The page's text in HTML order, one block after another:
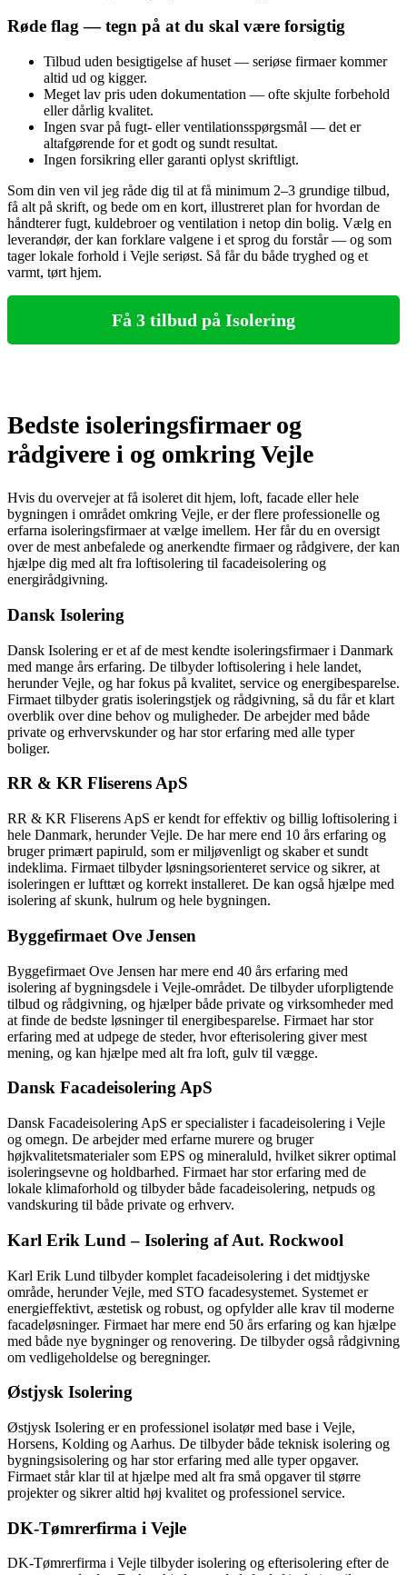
Røde flag — tegn på at du skal være forsigtig
Tilbud uden besigtigelse af huset — seriøse firmaer kommer
altid ud og kigger.
Meget lav pris uden dokumentation — ofte skjulte forbehold
eller dårlig kvalitet.
Ingen svar på fugt- eller ventilationsspørgsmål — det er
altafgørende for et godt og sundt resultat.
Ingen forsikring eller garanti oplyst skriftligt.
Som din ven vil jeg råde dig til at få minimum 2–3 grundige tilbud,
få alt på skrift, og bede om en kort, illustreret plan for hvordan de
håndterer fugt, kuldebroer og ventilation i netop din bolig. Vælg en
leverandør, der kan forklare valgene i et sprog du forstår — og som
tager lokale forhold i Vejle seriøst. Så får du både tryghed og et
varmt, tørt hjem.
Få 3 tilbud på Isolering
Bedste isoleringsfirmaer og
rådgivere i og omkring Vejle
Hvis du overvejer at få isoleret dit hjem, loft, facade eller hele
bygningen i området omkring Vejle, er der flere professionelle og
erfarna isoleringsfirmaer at vælge imellem. Her får du en oversigt
over de mest anbefalede og anerkendte firmaer og rådgivere, der kan
hjælpe dig med alt fra loftisolering til facadeisolering og
energirådgivning.
Dansk Isolering
Dansk Isolering er et af de mest kendte isoleringsfirmaer i Danmark
med mange års erfaring. De tilbyder loftisolering i hele landet,
herunder Vejle, og har fokus på kvalitet, service og energibesparelse.
Firmaet tilbyder gratis isoleringstjek og rådgivning, så du får et klart
overblik over dine behov og muligheder. De arbejder med både
private og erhvervskunder og har stor erfaring med alle typer
boliger.
RR & KR Fliserens ApS
RR & KR Fliserens ApS er kendt for effektiv og billig loftisolering i
hele Danmark, herunder Vejle. De har mere end 10 års erfaring og
bruger primært papiruld, som er miljøvenligt og skaber et sundt
indeklima. Firmaet tilbyder løsningsorienteret service og sikrer, at
isoleringen er lufttæt og korrekt installeret. De kan også hjælpe med
isolering af skunk, hulrum og hele bygningen.
Byggefirmaet Ove Jensen
Byggefirmaet Ove Jensen har mere end 40 års erfaring med
isolering af bygningsdele i Vejle-området. De tilbyder uforpligtende
tilbud og rådgivning, og hjælper både private og virksomheder med
at finde de bedste løsninger til energibesparelse. Firmaet har stor
erfaring med at udpege de steder, hvor efterisolering giver mest
mening, og kan hjælpe med alt fra loft, gulv til vægge.
Dansk Facadeisolering ApS
Dansk Facadeisolering ApS er specialister i facadeisolering i Vejle
og omegn. De arbejder med erfarne murere og bruger
højkvalitetsmaterialer som EPS og mineraluld, hvilket sikrer optimal
isoleringsevne og holdbarhed. Firmaet har stor erfaring med de
lokale klimaforhold og tilbyder både facadeisolering, netpuds og
vandskuring til både private og erhverv.
Karl Erik Lund – Isolering af Aut. Rockwool
Karl Erik Lund tilbyder komplet facadeisolering i det midtjyske
område, herunder Vejle, med STO facadesystemet. Systemet er
energieffektivt, æstetisk og robust, og opfylder alle krav til moderne
facadeløsninger. Firmaet har mere end 50 års erfaring og kan hjælpe
med både nye bygninger og renovering. De tilbyder også rådgivning
om vedligeholdelse og beregninger.
Østjysk Isolering
Østjysk Isolering er en professionel isolatør med base i Vejle,
Horsens, Kolding og Aarhus. De tilbyder både teknisk isolering og
bygningsisolering og har stor erfaring med alle typer opgaver.
Firmaet står klar til at hjælpe med alt fra små opgaver til større
projekter og sikrer altid høj kvalitet og professionel service.
DK-Tømrerfirma i Vejle
DK-Tømrerfirma i Vejle tilbyder isolering og efterisolering efter de